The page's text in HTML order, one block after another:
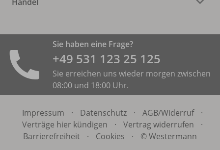
Sie haben eine Frage?
+49 531 ­123 25 125
Sie erreichen uns wieder morgen zwischen
08:00 und 18:00 Uhr.
Impressum · Datenschutz · AGB/Widerruf
·
Verträge hier kündigen
· Vertrag widerrufen
·
Barrierefreiheit
· Cookies · © Westermann